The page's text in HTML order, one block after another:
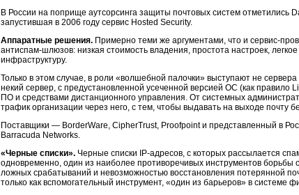
В России на поприще аутсорсинга защиты почтовых систем отметились
запустившая в 2006 году сервис Hosted Security.
Аппаратные решения. Примерно теми же аргументами, что и сервис-
антиспам-шлюзов: низкая стоимость владения, простота настроек,
инфраструктуру.
Только в этом случае, в роли «волшебной палочки» выступают не
некий сервер, с предустановленной усеченной версией ОС (как
ПО и средствами дистанционного управления. От системных
трафик организации через него, с тем, чтобы выдавать на выходе почту
Поставщики — BorderWare, CipherTrust, Proofpoint и представленный в
Barracuda Networks.
«Черные списки». Черные списки IP-адресов, с которых рассылается
одновременно, один из наиболее противоречивых инструментов борьбы
ложных срабатываний и невозможностью восстановления потерянной
только как вспомогательный инструмент, «один из барьеров» в системе